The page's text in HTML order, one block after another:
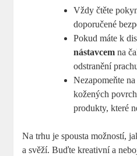
Vždy čtěte
doporučené
Pokud máte k
nástavcem na
odstranění
Nezapomeňte
kožených
produkty, které
Na trhu je spousta možností,
a svěží. Buďte kreativní a